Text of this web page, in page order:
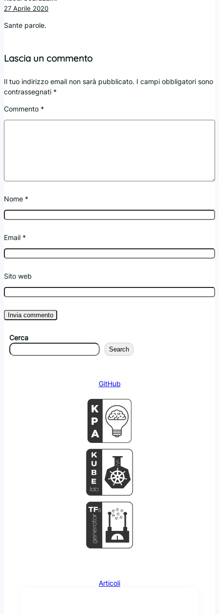
27 Aprile 2020
Sante parole.
Lascia un commento
Il tuo indirizzo email non sarà pubblicato. I campi obbligatori sono
contrassegnati *
Commento *
Nome *
Email *
Sito web
Cerca
Search
GitHub
Articoli